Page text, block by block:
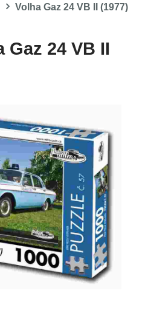
Volha Gaz 24 VB II (1977)
Gaz 24 VB II